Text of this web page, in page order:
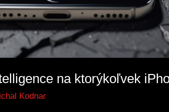
na ktorýkoľvek
Kodnar